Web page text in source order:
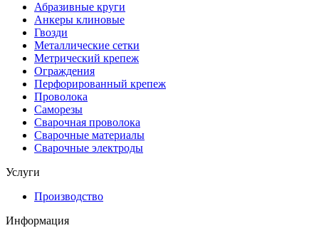
Абразивные круги
Анкеры клиновые
Гвозди
Металлические сетки
Метрический крепеж
Ограждения
Перфорированный крепеж
Проволока
Саморезы
Сварочная проволока
Сварочные материалы
Сварочные электроды
Услуги
Производство
Информация